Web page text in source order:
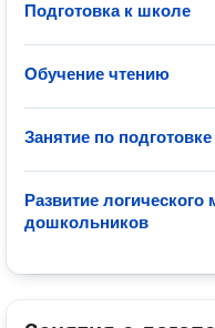
Подготовка к школе
Обучение чтению
Занятие по
Развитие
дошкольников